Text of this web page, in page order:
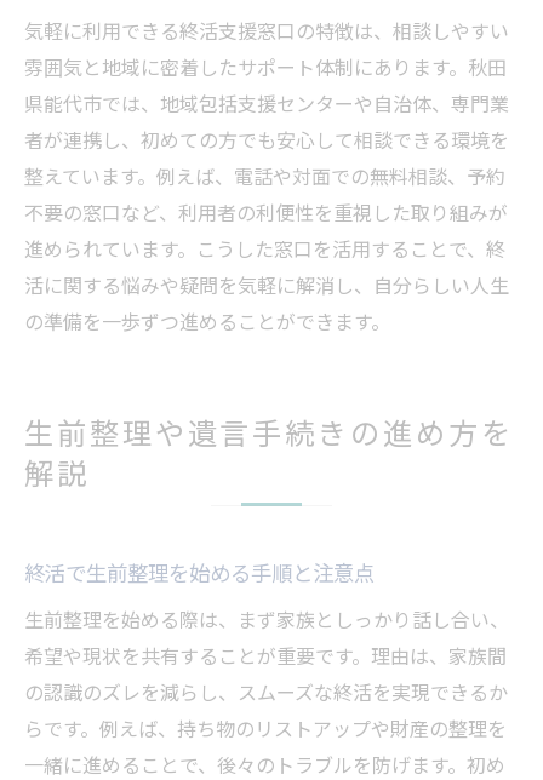
気軽に利用できる終活支援窓口の特徴は、相談しやすい
雰囲気と地域に密着したサポート体制にあります。秋田
県能代市では、地域包括支援センターや自治体、専門業
者が連携し、初めての方でも安心して相談できる環境を
整えています。例えば、電話や対面での無料相談、予約
不要の窓口など、利用者の利便性を重視した取り組みが
進められています。こうした窓口を活用することで、終
活に関する悩みや疑問を気軽に解消し、自分らしい人生
の準備を一歩ずつ進めることができます。
生前整理や遺言手続きの進め方を
解説
終活で生前整理を始める手順と注意点
生前整理を始める際は、まず家族としっかり話し合い、
希望や現状を共有することが重要です。理由は、家族間
の認識のズレを減らし、スムーズな終活を実現できるか
らです。例えば、持ち物のリストアップや財産の整理を
一緒に進めることで、後々のトラブルを防げます。初め